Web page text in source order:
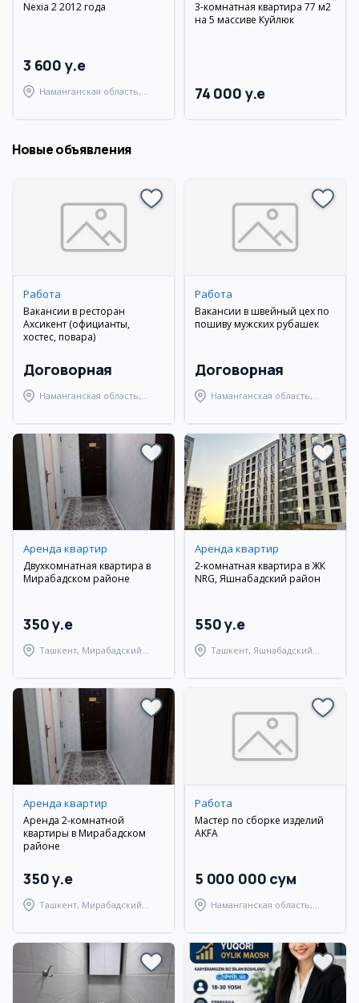
Nexia 2 2012 года
3 600 y.e
Наманганская область,
3-комнатная квартира 77 м2
на 5 массиве Куйлюк
74 000 y.e
Новые объявления
Работа
Вакансии в ресторан
Ахсикент (официанты,
хостес, повара)
Договорная
Наманганская область,
Работа
Вакансии в швейный цех по
пошиву мужских рубашек
Договорная
Наманганская область,
Аренда квартир
Двухкомнатная квартира в
Мирабадском районе
350 y.e
Ташкент, Мирабадский
Аренда квартир
2-комнатная квартира в ЖК
NRG, Яшнабадский район
550 y.e
Ташкент, Яшнабадский
Аренда квартир
Аренда 2-комнатной
квартиры в Мирабадском
районе
350 y.e
Ташкент, Мирабадский
Работа
Мастер по сборке изделий
AKFA
5 000 000 сум
Наманганская область,